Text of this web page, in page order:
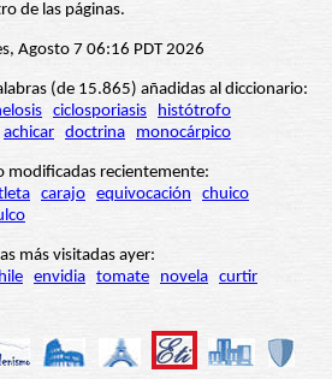
de las páginas.
Agosto 7 06:16 PDT 2026
(de 15.865) añadidas al diccionario:
ciclosporiasis
histótrofo
achicar doctrina monocárpico
modificadas recientemente:
carajo equivocación
chuico
más visitadas ayer:
envidia tomate novela curtir